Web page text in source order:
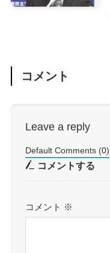
コメント
Leave a reply
Default Comments (0)
コメントする
コメント ※